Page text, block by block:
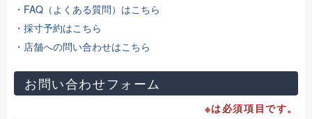
・FAQ（よくある質問）はこちら
・採寸予約はこちら
・店舗への問い合わせはこちら
お問い合わせフォーム
※は必須項目です。